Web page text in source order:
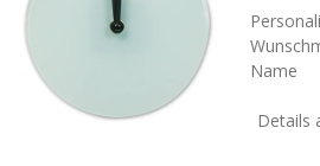
Name
Details